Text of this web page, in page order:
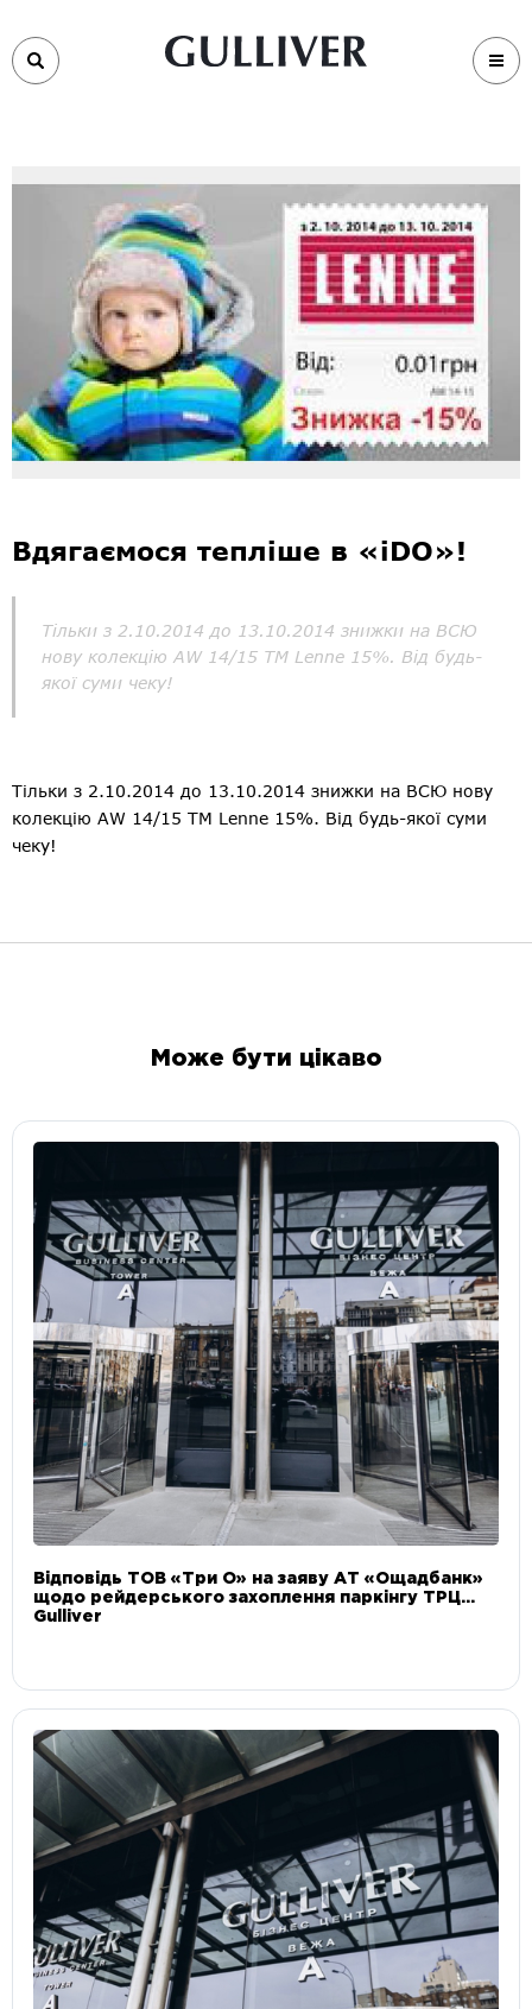
Вдягаємося тепліше в «iDO»!
Тільки з 2.10.2014 до 13.10.2014 знижки на ВСЮ
нову колекцію AW 14/15 TM Lenne 15%. Від будь-
якої суми чеку!
Тільки з 2.10.2014 до 13.10.2014 знижки на ВСЮ нову
колекцію AW 14/15 TM Lenne 15%. Від будь-якої суми
чеку!
Може бути цікаво
Відповідь ТОВ «Три О» на заяву АТ «Ощадбанк»
щодо рейдерського захоплення паркінгу ТРЦ
Gulliver